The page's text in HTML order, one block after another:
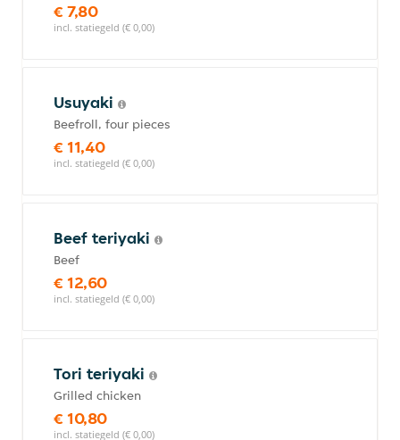
€ 7,80
incl. statiegeld (€ 0,00)
Usuyaki
Beefroll, four pieces
€ 11,40
incl. statiegeld (€ 0,00)
Beef teriyaki
Beef
€ 12,60
incl. statiegeld (€ 0,00)
Tori teriyaki
Grilled chicken
€ 10,80
incl. statiegeld (€ 0,00)